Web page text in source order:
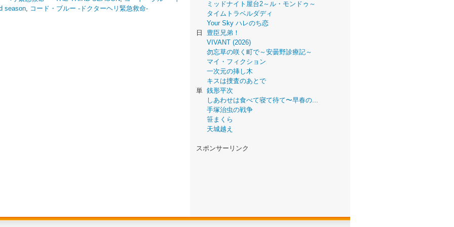
season, コード・ブルー -ドクターヘリ緊急救命-
ミッドナイト屋台2～ル・モンドゥ～
タイムトラベルダディ
Your Sky ハレのち恋
日
豊臣兄弟！
VIVANT (2026)
勿忘草の咲く町で～安曇野診療記～
マイ・フィクション
一次元の挿し木
キスは捜査のあとで
単 銭形平次
しあわせは食べて寝て待て〜早春の...
手塚治虫の戦争
笹まくら
天城越え
スポンサーリンク